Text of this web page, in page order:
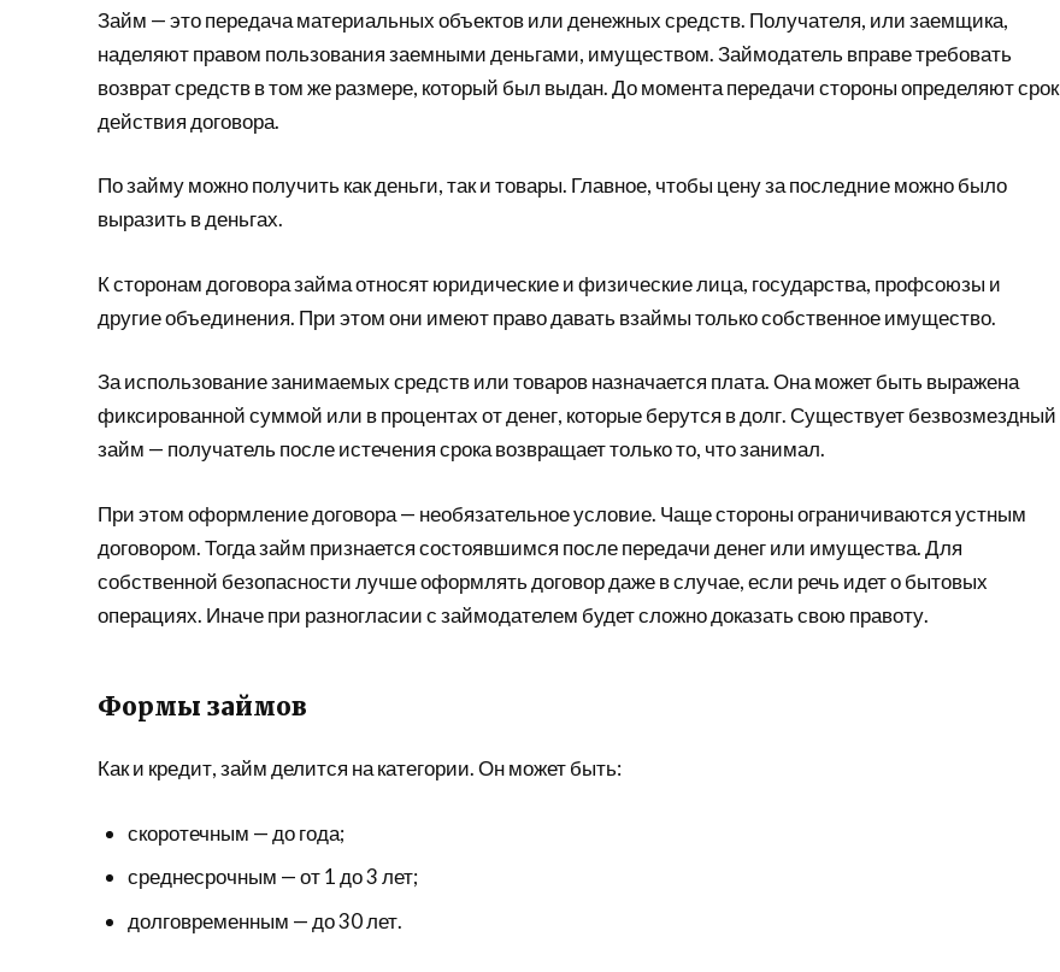
Займ — это передача материальных объектов или денежных средств. Получателя, или заемщика,
наделяют правом пользования заемными деньгами, имуществом. Займодатель вправе требовать
возврат средств в том же размере, который был выдан. До момента передачи стороны определяют срок
действия договора.
По займу можно получить как деньги, так и товары. Главное, чтобы цену за последние можно было
выразить в деньгах.
К сторонам договора займа относят юридические и физические лица, государства, профсоюзы и
другие объединения. При этом они имеют право давать взаймы только собственное имущество.
За использование занимаемых средств или товаров назначается плата. Она может быть выражена
фиксированной суммой или в процентах от денег, которые берутся в долг. Существует безвозмездный
займ — получатель после истечения срока возвращает только то, что занимал.
При этом оформление договора — необязательное условие. Чаще стороны ограничиваются устным
договором. Тогда займ признается состоявшимся после передачи денег или имущества. Для
собственной безопасности лучше оформлять договор даже в случае, если речь идет о бытовых
операциях. Иначе при разногласии с займодателем будет сложно доказать свою правоту.
Формы займов
Как и кредит, займ делится на категории. Он может быть:
скоротечным — до года;
среднесрочным — от 1 до 3 лет;
долговременным — до 30 лет.